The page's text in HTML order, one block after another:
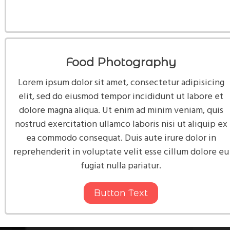
Food Photography
Lorem ipsum dolor sit amet, consectetur adipisicing
elit, sed do eiusmod tempor incididunt ut labore et
dolore magna aliqua. Ut enim ad minim veniam, quis
nostrud exercitation ullamco laboris nisi ut aliquip ex
ea commodo consequat. Duis aute irure dolor in
reprehenderit in voluptate velit esse cillum dolore eu
fugiat nulla pariatur.
Button Text